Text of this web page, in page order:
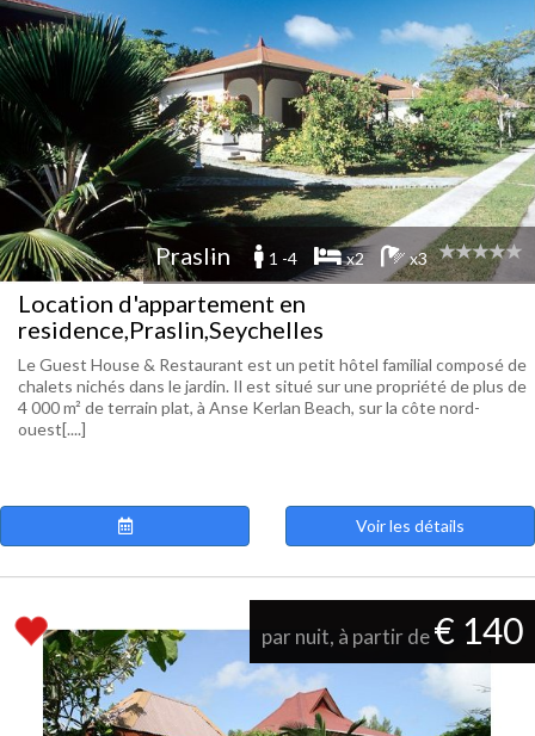
Praslin 1 -4 x2 x3
Location d'appartement en
residence,Praslin,Seychelles
Le Guest House & Restaurant est un petit hôtel familial composé de
chalets nichés dans le jardin. Il est situé sur une propriété de plus de
4 000 m² de terrain plat, à Anse Kerlan Beach, sur la côte nord-
ouest[....]
Voir les détails
par nuit, à partir de€ 140